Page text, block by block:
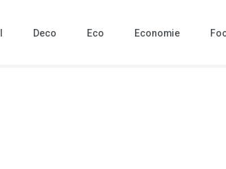
Deco Eco Economie